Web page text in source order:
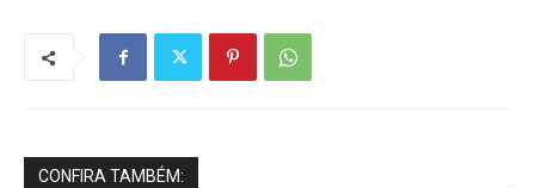
CONFIRA TAMBÉM: